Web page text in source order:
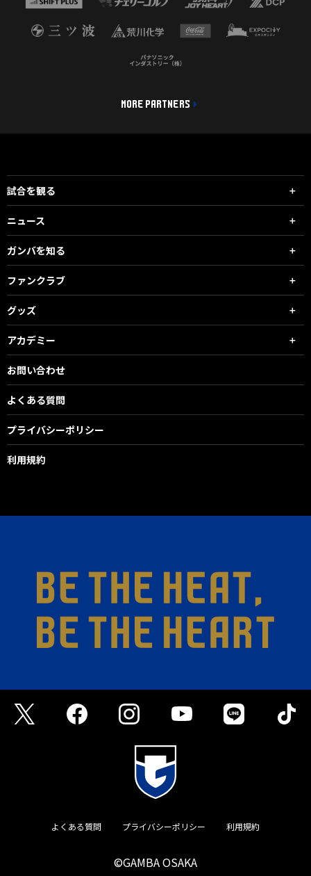
MORE PARTNERS
試合を観る
ニュース
ガンバを知る
ファンクラブ
グッズ
アカデミー
お問い合わせ
よくある質問
プライバシーポリシー
利用規約
よくある質問 プライバシーポリシー 利用規約
©GAMBA OSAKA